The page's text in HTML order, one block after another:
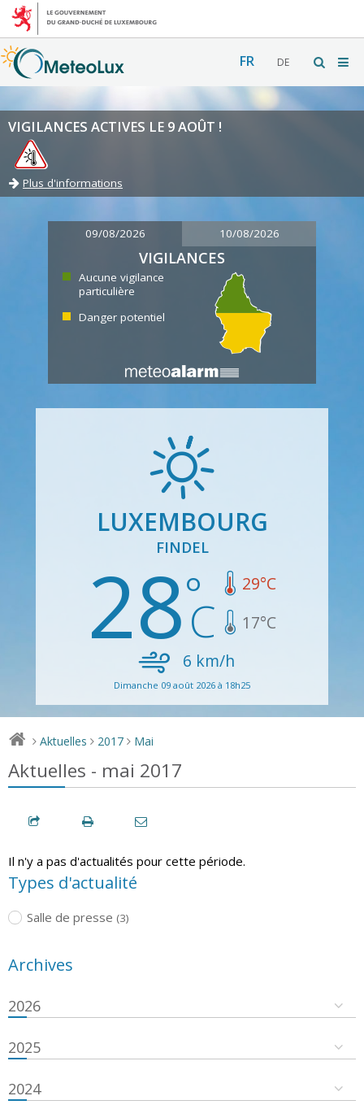
FR DE
VIGILANCES ACTIVES LE 9 AOÛT !
Plus d'informations
09/08/2026 10/08/2026
VIGILANCES
Aucune vigilance
particulière
Danger potentiel
LUXEMBOURG
FINDEL
28 29°C
17°C
6 km/h
Dimanche 09 août 2026 à 18h25
> Aktuelles > 2017 > Mai
Aktuelles - mai 2017
Il n'y a pas d'actualités pour cette période.
Types d'actualité
Salle de presse (3)
Archives
2026
2025
2024